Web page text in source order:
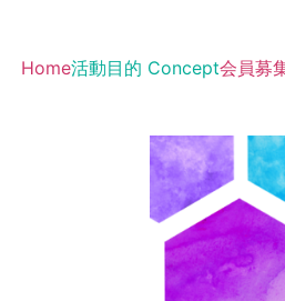
Home活動目的 Concept会員募